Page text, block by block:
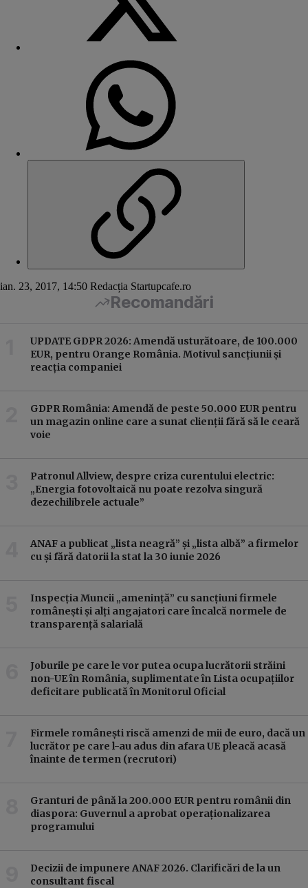
ian. 23, 2017, 14:50 Redacția Startupcafe.ro
Recomandări
UPDATE GDPR 2026: Amendă usturătoare, de 100.000
EUR, pentru Orange România. Motivul sancțiunii și
reacția companiei
GDPR România: Amendă de peste 50.000 EUR pentru
un magazin online care a sunat clienții fără să le ceară
voie
Patronul Allview, despre criza curentului electric:
„Energia fotovoltaică nu poate rezolva singură
dezechilibrele actuale”
ANAF a publicat „lista neagră” și „lista albă” a firmelor
cu și fără datorii la stat la 30 iunie 2026
Inspecția Muncii „amenință” cu sancțiuni firmele
românești și alți angajatori care încalcă normele de
transparență salarială
Joburile pe care le vor putea ocupa lucrătorii străini
non-UE în România, suplimentate în Lista ocupațiilor
deficitare publicată în Monitorul Oficial
Firmele românești riscă amenzi de mii de euro, dacă un
lucrător pe care l-au adus din afara UE pleacă acasă
înainte de termen (recrutori)
Granturi de până la 200.000 EUR pentru românii din
diaspora: Guvernul a aprobat operaționalizarea
programului
Decizii de impunere ANAF 2026. Clarificări de la un
consultant fiscal